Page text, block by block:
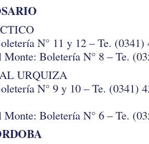
N° 11 y 12 – Te. (0341)
Monte: Boletería N° 8 – Te.
URQUIZA
N° 9 y 10 – Te. (0341)
Monte: Boletería N° 6 – Te.